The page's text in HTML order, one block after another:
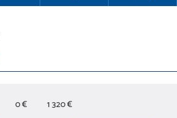
0 €
1 320 €